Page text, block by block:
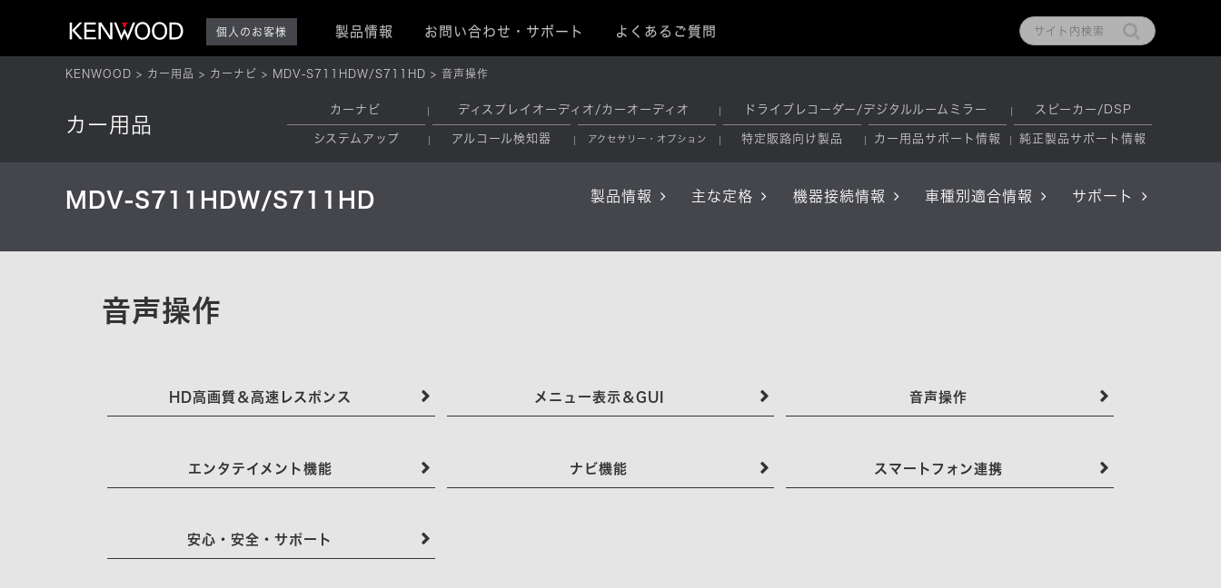
個人のお客様 製品情報 お問い合わせ・サポート よくあるご質問
KENWOOD カー用品 カーナビ MDV-S711HDW/S711HD 音声操作
カー用品
カーナビ ディスプレイオーディオ/カーオーディオ ドライブレコーダー/デジタルルームミラー スピーカー/DSP
システムアップ アルコール検知器 アクセサリー・オプション 特定販路向け製品 カー用品サポート情報 純正製品サポート情報
MDV-S711HDW/S711HD 製品情報 主な定格 機器接続情報 車種別適合情報 サポート
音声操作
HD高画質＆高速レスポンス メニュー表示＆GUI 音声操作
エンタテイメント機能 ナビ機能 スマートフォン連携
安心・安全・サポート